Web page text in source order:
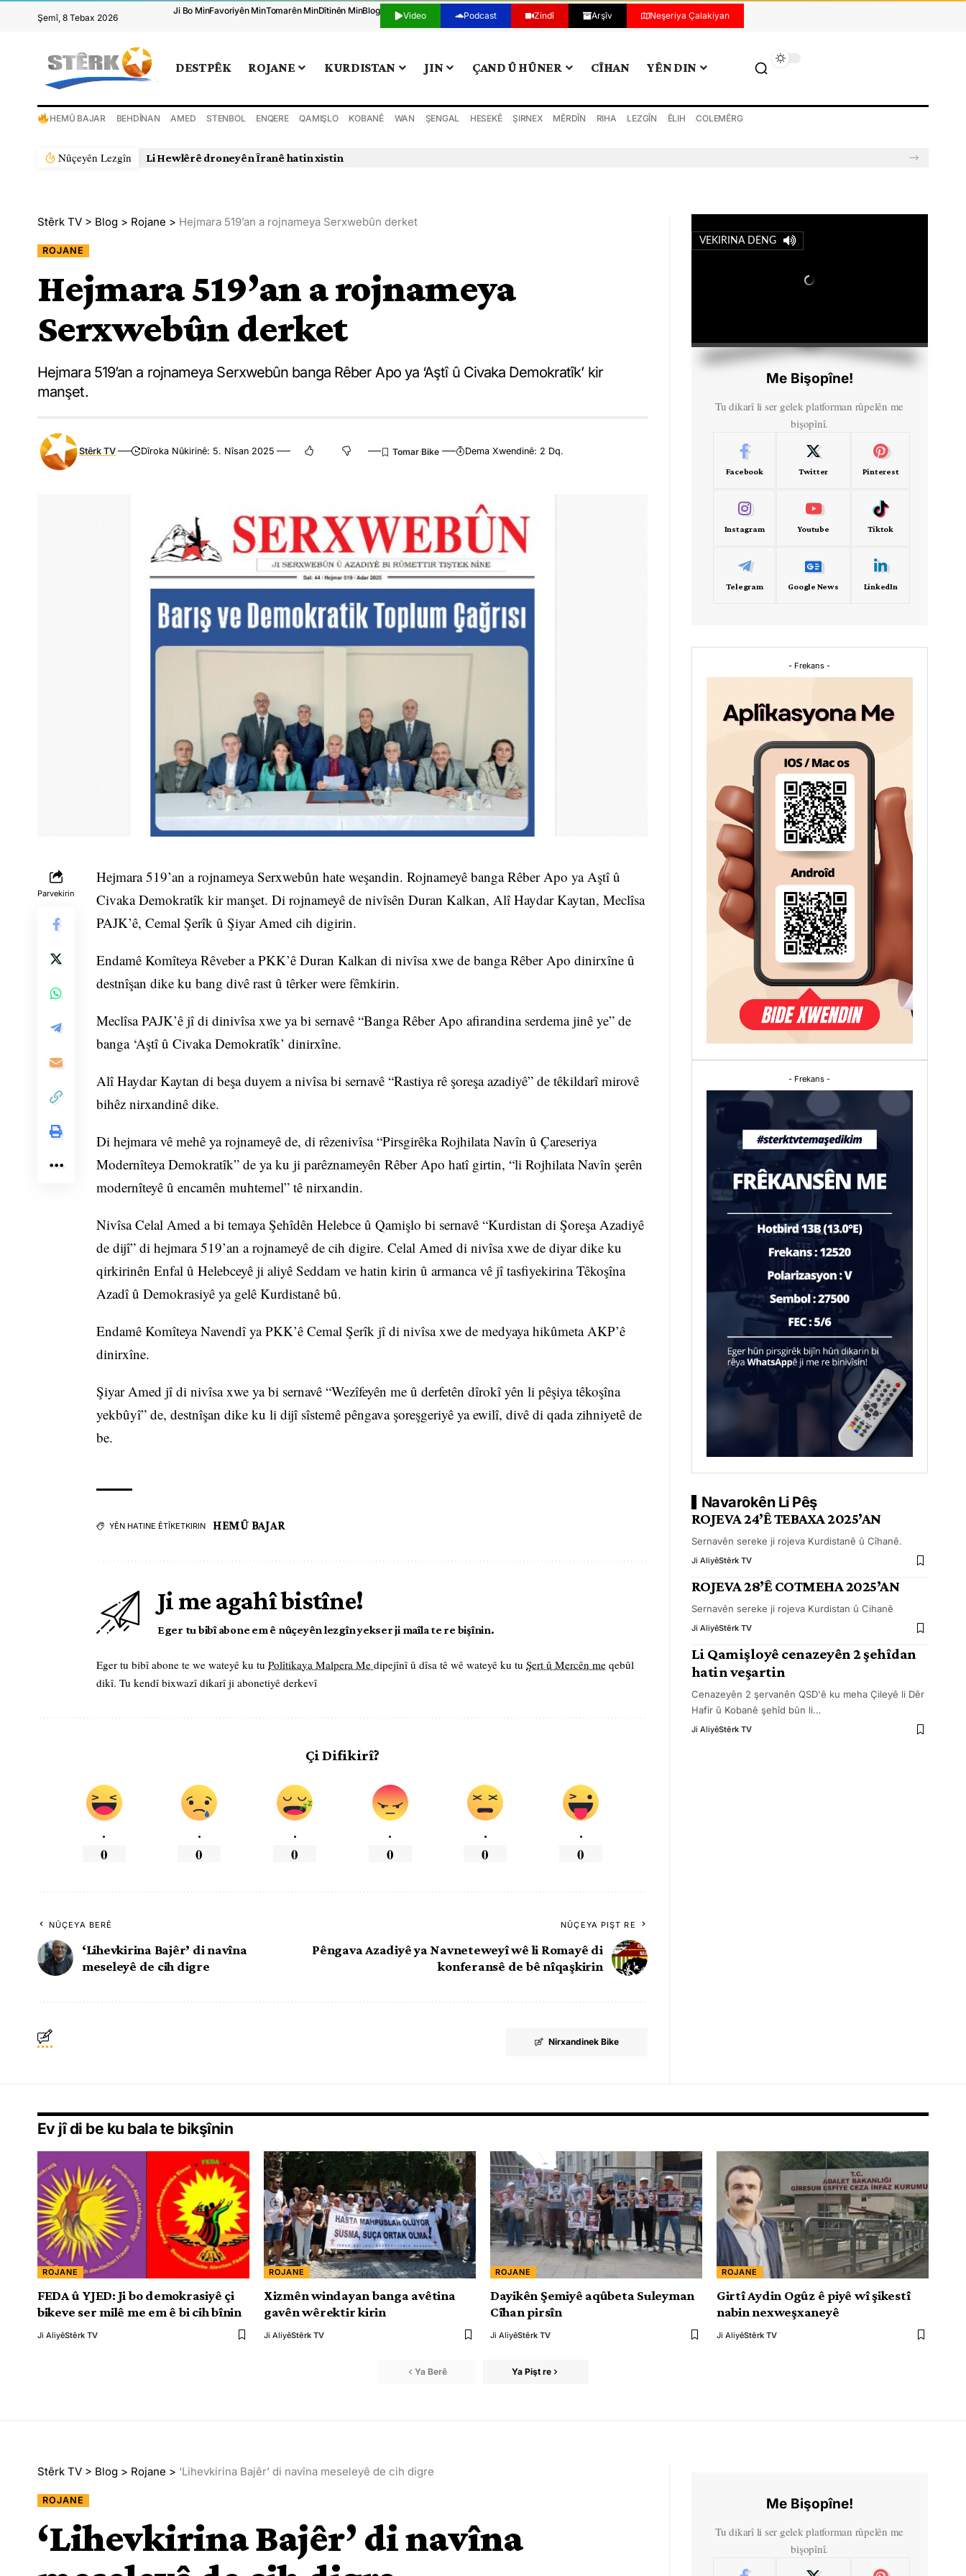
Şemî, 8 Tebax 2026
Ji Bo MinFavoriyên MinTomarên MinDîtinên MinBlog Video Podcast Zindî Arşîv Neşeriya Çalakiyan
DESTPÊK ROJANE KURDISTAN JIN ÇAND Û HÛNER CÎHAN YÊN DIN
HEMÛ BAJAR BEHDÎNAN AMED STENBOL ENQERE QAMIŞLO KOBANÊ WAN ŞENGAL HESEKÊ ŞIRNEX MÊRDÎN RIHA LEZGÎN ÊLIH COLEMÊRG
Nûçeyên Lezgîn Li Hewlêrê droneyên Îranê hatin xistin
Stêrk TV > Blog > Rojane > Hejmara 519’an a rojnameya Serxwebûn derket
ROJANE
Hejmara 519’an a rojnameya
Serxwebûn derket
Hejmara 519’an a rojnameya Serxwebûn banga Rêber Apo ya ‘Aştî û Civaka Demokratîk’ kir
manşet.
Stêrk TV Dîroka Nûkirinê: 5. Nîsan 2025 Dema Xwendinê: 2 Dq.
Parvekirin
Hejmara 519’an a rojnameya Serxwebûn hate weşandin. Rojnameyê banga Rêber Apo ya Aştî û
Civaka Demokratîk kir manşet. Di rojnameyê de nivîsên Duran Kalkan, Alî Haydar Kaytan, Meclîsa
PAJK’ê, Cemal Şerîk û Şiyar Amed cih digirin.
Endamê Komîteya Rêveber a PKK’ê Duran Kalkan di nivîsa xwe de banga Rêber Apo dinirxîne û
destnîşan dike ku bang divê rast û têrker were fêmkirin.
Meclîsa PAJK’ê jî di dinivîsa xwe ya bi sernavê “Banga Rêber Apo afirandina serdema jinê ye” de
banga ‘Aştî û Civaka Demokratîk’ dinirxîne.
Alî Haydar Kaytan di beşa duyem a nivîsa bi sernavê “Rastiya rê şoreşa azadiyê” de têkildarî mirovê
bihêz nirxandinê dike.
Di hejmara vê mehê ya rojnameyê de, di rêzenivîsa “Pirsgirêka Rojhilata Navîn û Çareseriya
Modernîteya Demokratîk” de ya ku ji parêznameyên Rêber Apo hatî girtin, “li Rojhilata Navîn şerên
modernîteyê û encamên muhtemel” tê nirxandin.
Nivîsa Celal Amed a bi temaya Şehîdên Helebce û Qamişlo bi sernavê “Kurdistan di Şoreşa Azadiyê
de dijî” di hejmara 519’an a rojnameyê de cih digire. Celal Amed di nivîsa xwe de diyar dike ku
qirkirinên Enfal û Helebceyê ji aliyê Seddam ve hatin kirin û armanca vê jî tasfiyekirina Têkoşîna
Azadî û Demokrasiyê ya gelê Kurdistanê bû.
Endamê Komîteya Navendî ya PKK’ê Cemal Şerîk jî di nivîsa xwe de medyaya hikûmeta AKP’ê
dinirxîne.
Şiyar Amed jî di nivîsa xwe ya bi sernavê “Wezîfeyên me û derfetên dîrokî yên li pêşiya têkoşîna
yekbûyî” de, destnîşan dike ku li dijî sîstemê pêngava şoreşgeriyê ya ewilî, divê di qada zihniyetê de
be.
YÊN HATINE ÊTÎKETKIRIN HEMÛ BAJAR
Ji me agahî bistîne!
Eger tu bibî abone em ê nûçeyên lezgîn yekser ji maîla te re bişînin.
Eger tu bibî abone te we wateyê ku tu Polîtikaya Malpera Me dipejînî û dîsa tê wê wateyê ku tu Şert û Mercên me qebûl
dikî. Tu kendî bixwazî dikarî ji abonetiyê derkevî
Çi Difikirî?
.
0
.
0
.
0
.
0
.
0
.
0
NÛÇEYA BERÊ
‘Lihevkirina Bajêr’ di navîna
meseleyê de cih digre
NÛÇEYA PIŞT RE
Pêngava Azadiyê ya Navneteweyî wê li Romayê di
konferansê de bê nîqaşkirin
Nirxandinek Bike
VEKIRINA DENG
Me Bişopîne!
Tu dikarî li ser gelek platforman rûpelên me
bişopînî.
Facebook Twitter Pinterest
Instagram Youtube Tiktok
Telegram Google News LinkedIn
- Frekans -
- Frekans -
Navarokên Li Pêş
ROJEVA 24’Ê TEBAXA 2025’AN
Sernavên sereke ji rojeva Kurdistanê û Cîhanê.
Ji AliyêStêrk TV
ROJEVA 28’Ê COTMEHA 2025’AN
Sernavên sereke ji rojeva Kurdistan û Cihanê
Ji AliyêStêrk TV
Li Qamişloyê cenazeyên 2 şehîdan
hatin veşartin
Cenazeyên 2 şervanên QSD'ê ku meha Çileyê li Dêr
Hafir û Kobanê şehîd bûn li…
Ji AliyêStêrk TV
Ev jî di be ku bala te bikşînin
ROJANE
FEDA û YJED: Ji bo demokrasiyê çi
bikeve ser milê me em ê bi cih bînin
Ji AliyêStêrk TV
ROJANE
Xizmên windayan banga avêtina
gavên wêrektir kirin
Ji AliyêStêrk TV
ROJANE
Dayikên Şemiyê aqûbeta Suleyman
Cîhan pirsîn
Ji AliyêStêrk TV
ROJANE
Girtî Aydin Ogûz ê piyê wî şikestî
nabin nexweşxaneyê
Ji AliyêStêrk TV
Ya Berê Ya Pişt re
Stêrk TV > Blog > Rojane > ‘Lihevkirina Bajêr’ di navîna meseleyê de cih digre
ROJANE
‘Lihevkirina Bajêr’ di navîna
Me Bişopîne!
Tu dikarî li ser gelek platforman rûpelên me
bişopînî.